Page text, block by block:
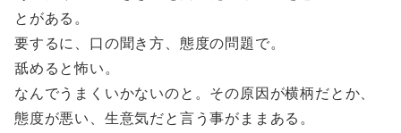
とがある。
要するに、口の聞き方、態度の問題で。
舐めると怖い。
なんでうまくいかないのと。その原因が横柄だとか、
態度が悪い、生意気だと言う事がままある。